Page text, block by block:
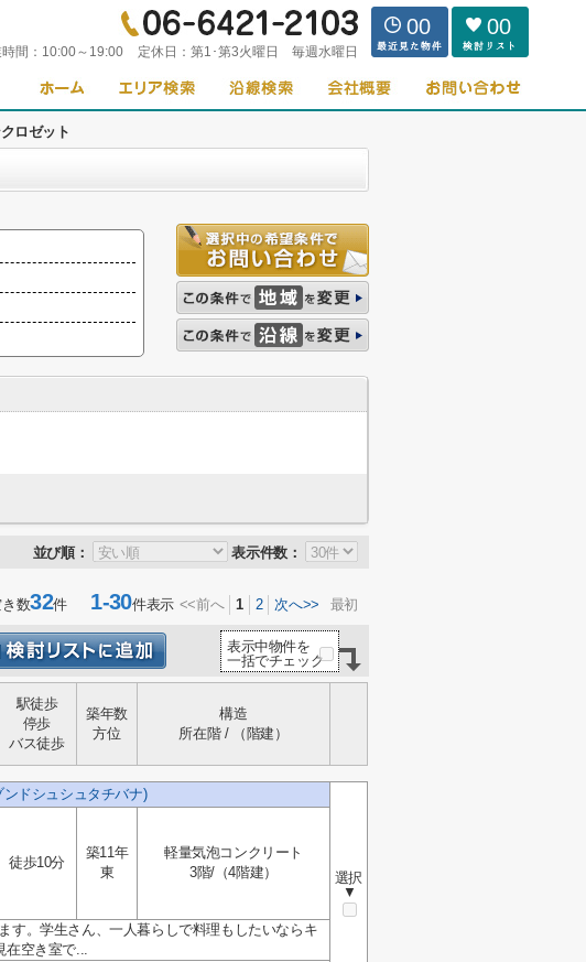
間： 10:00～19:00 定休日： 第1･第3火曜日 毎週水曜日
00 00
ロゼット
並び順： 表示件数：
数32件1-30件表示 <<前へ 1 2 次へ>> 最初
表示中物件を
一括でチェック
駅徒歩
停歩
バス徒歩
築年数
方位
構造
所在階 / （階建）
ドシュシュタチバナ)
選択
▼
徒歩10分
築11年
東
軽量気泡コンクリート
3階/（4階建）
す。学生さん、一人暮らしで料理もしたいならキ
在空き室で...